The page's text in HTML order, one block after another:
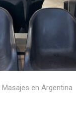
Masajes en Argentina